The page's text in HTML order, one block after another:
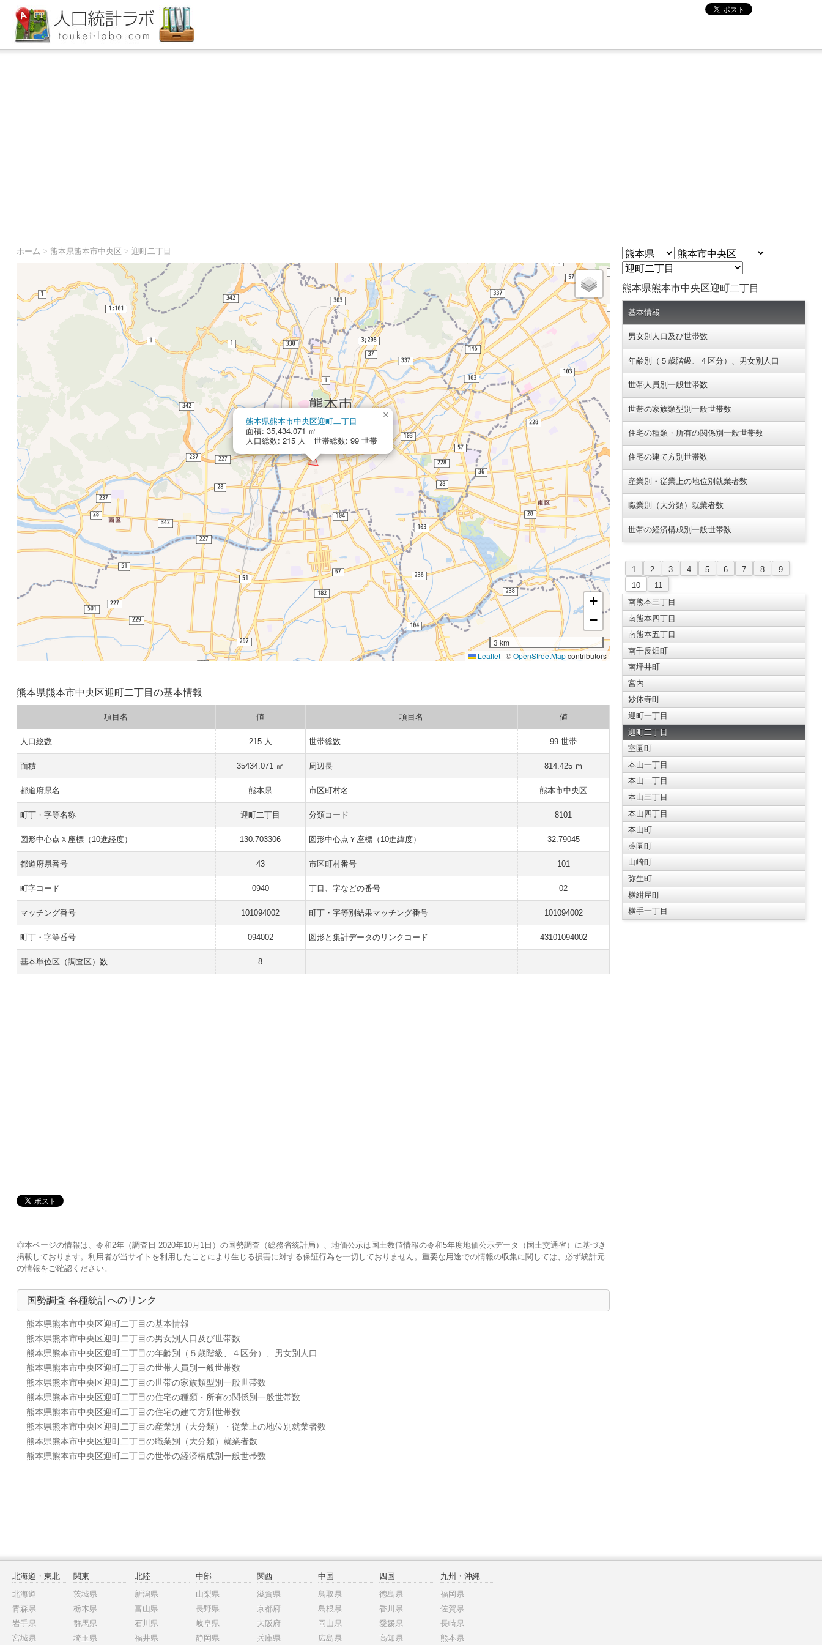
ホーム > 熊本県熊本市中央区 > 迎町二丁目
熊本県熊本市中央区迎町二丁目
面積: 35,434.071 ㎡
人口総数: 215 人 世帯総数: 99 世帯
×
+
−
3 km
Leaflet | ©OpenStreetMapcontributors
熊本県熊本市中央区迎町二丁目の基本情報
項目名 値 項目名 値
人口総数 215 人 世帯総数 99 世帯
面積 35434.071 ㎡ 周辺長 814.425 ｍ
都道府県名 熊本県 市区町村名 熊本市中央区
町丁・字等名称 迎町二丁目 分類コード 8101
図形中心点Ｘ座標（10進経度） 130.703306 図形中心点Ｙ座標（10進緯度） 32.79045
都道府県番号 43 市区町村番号 101
町字コード 0940 丁目、字などの番号 02
マッチング番号 101094002 町丁・字等別結果マッチング番号 101094002
町丁・字等番号 094002 図形と集計データのリンクコード 43101094002
基本単位区（調査区）数 8
◎本ページの情報は、令和2年（調査日 2020年10月1日）の国勢調査（総務省統計局）、地価公示は国土数値情報の令和5年度地価公示データ（国土交通省）に基づき
掲載しております。利用者が当サイトを利用したことにより生じる損害に対する保証行為を一切しておりません。重要な用途での情報の収集に関しては、必ず統計元
の情報をご確認ください。
国勢調査 各種統計へのリンク
熊本県熊本市中央区迎町二丁目の基本情報
熊本県熊本市中央区迎町二丁目の男女別人口及び世帯数
熊本県熊本市中央区迎町二丁目の年齢別（５歳階級、４区分）、男女別人口
熊本県熊本市中央区迎町二丁目の世帯人員別一般世帯数
熊本県熊本市中央区迎町二丁目の世帯の家族類型別一般世帯数
熊本県熊本市中央区迎町二丁目の住宅の種類・所有の関係別一般世帯数
熊本県熊本市中央区迎町二丁目の住宅の建て方別世帯数
熊本県熊本市中央区迎町二丁目の産業別（大分類）・従業上の地位別就業者数
熊本県熊本市中央区迎町二丁目の職業別（大分類）就業者数
熊本県熊本市中央区迎町二丁目の世帯の経済構成別一般世帯数
熊本県熊本市中央区迎町二丁目
基本情報
男女別人口及び世帯数
年齢別（５歳階級、４区分）、男女別人口
世帯人員別一般世帯数
世帯の家族類型別一般世帯数
住宅の種類・所有の関係別一般世帯数
住宅の建て方別世帯数
産業別・従業上の地位別就業者数
職業別（大分類）就業者数
世帯の経済構成別一般世帯数
1 2 3 4 5 6 7 8
9
10
11
南熊本三丁目
南熊本四丁目
南熊本五丁目
南千反畑町
南坪井町
宮内
妙体寺町
迎町一丁目
迎町二丁目
室園町
本山一丁目
本山二丁目
本山三丁目
本山四丁目
本山町
薬園町
山崎町
弥生町
横紺屋町
横手一丁目
北海道・東北
北海道
青森県
岩手県
宮城県
関東
茨城県
栃木県
群馬県
埼玉県
北陸
新潟県
富山県
石川県
福井県
中部
山梨県
長野県
岐阜県
静岡県
関西
滋賀県
京都府
大阪府
兵庫県
中国
鳥取県
島根県
岡山県
広島県
四国
徳島県
香川県
愛媛県
高知県
九州・沖縄
福岡県
佐賀県
長崎県
熊本県